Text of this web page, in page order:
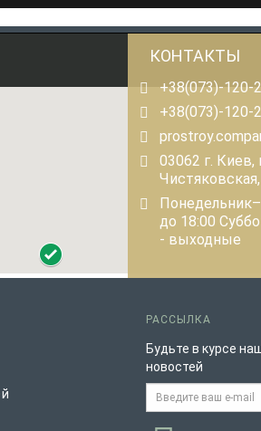
КОНТАКТЫ
+38(073)-120-
+38(073)-120-
03062 г. Киев,
до 18:00
- выходные
РАССЫЛКА
Будьте в курсе
новостей